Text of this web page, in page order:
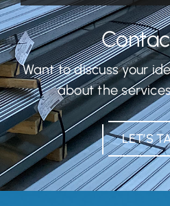
Want to discuss your
about the
LET’S